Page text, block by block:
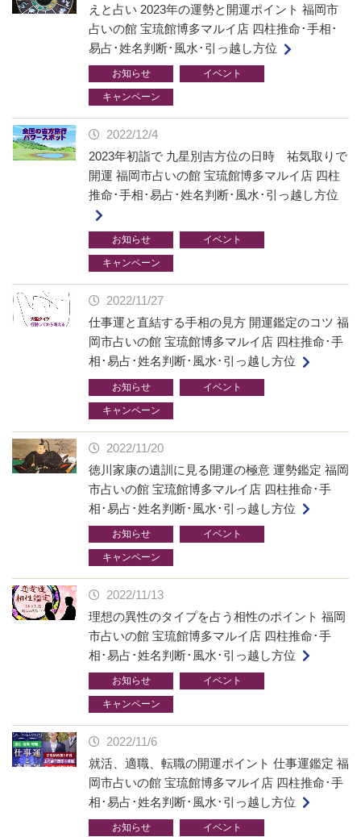
えと占い 2023年の運勢と開運ポイント 福岡市
占いの館 宝琉館博多マルイ店 四柱推命･手相･
易占･姓名判断･風水･引っ越し方位
お知らせ イベント
キャンペーン
2022/12/4
2023年初詣で 九星別吉方位の日時 祐気取りで
開運 福岡市占いの館 宝琉館博多マルイ店 四柱
推命･手相･易占･姓名判断･風水･引っ越し方位
お知らせ イベント
キャンペーン
2022/11/27
仕事運と直結する手相の見方 開運鑑定のコツ 福
岡市占いの館 宝琉館博多マルイ店 四柱推命･手
相･易占･姓名判断･風水･引っ越し方位
お知らせ イベント
キャンペーン
2022/11/20
徳川家康の遺訓に見る開運の極意 運勢鑑定 福岡
市占いの館 宝琉館博多マルイ店 四柱推命･手
相･易占･姓名判断･風水･引っ越し方位
お知らせ イベント
キャンペーン
2022/11/13
理想の異性のタイプを占う相性のポイント 福岡
市占いの館 宝琉館博多マルイ店 四柱推命･手
相･易占･姓名判断･風水･引っ越し方位
お知らせ イベント
キャンペーン
2022/11/6
就活、適職、転職の開運ポイント 仕事運鑑定 福
岡市占いの館 宝琉館博多マルイ店 四柱推命･手
相･易占･姓名判断･風水･引っ越し方位
お知らせ イベント